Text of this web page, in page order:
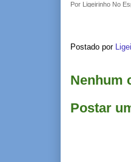
Por Ligeirinho No
Postado por
Nenhum
Postar